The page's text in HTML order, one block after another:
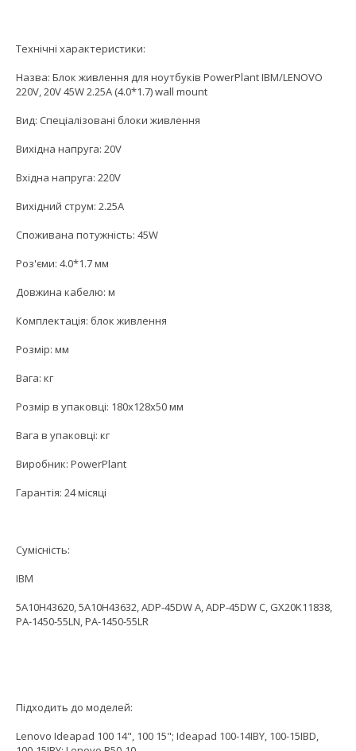
Технічні характеристики:
Назва: Блок живлення для ноутбуків PowerPlant IBM/LENOVO
220V, 20V 45W 2.25A (4.0*1.7) wall mount
Вид: Спеціалізовані блоки живлення
Вихідна напруга: 20V
Вхідна напруга: 220V
Вихідний струм: 2.25A
Споживана потужність: 45W
Роз'єми: 4.0*1.7 мм
Довжина кабелю: м
Комплектація: блок живлення
Розмір: мм
Вага: кг
Розмір в упаковці: 180х128х50 мм
Вага в упаковці: кг
Виробник: PowerPlant
Гарантія: 24 місяці
Сумісність:
IBM
5A10H43620, 5A10H43632, ADP-45DW A, ADP-45DW C, GX20K11838,
PA-1450-55LN, PA-1450-55LR
Підходить до моделей:
Lenovo Ideapad 100 14", 100 15"; Ideapad 100-14IBY, 100-15IBD,